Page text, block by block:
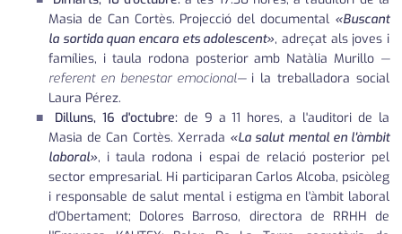
Masia de Can Cortès. Projecció del documental «Buscant
la sortida quan encara ets adolescent», adreçat als joves i
famílies, i taula rodona posterior amb Natàlia Murillo —
referent en benestar emocional—i la treballadora social
Laura Pérez.
Dilluns, 16 d'octubre:de 9 a 11 hores, a l'auditori de la
Masia de Can Cortès. Xerrada «La salut mental en l'àmbit
laboral», i taula rodona i espai de relació posterior pel
sector empresarial. Hi participaran Carlos Alcoba, psicòleg
i responsable de salut mental i estigma en l'àmbit laboral
d'Obertament; Dolores Barroso, directora de RRHH de